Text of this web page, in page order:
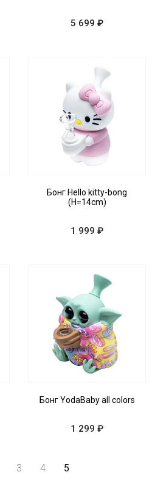
5 699 ₽
Бонг Hello kitty-bong
(H=14cm)
1 999 ₽
Бонг YodaBaby all colors
1 299 ₽
3 4 5